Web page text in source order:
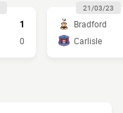
1
0
21/03/23
Bradford
Carlisle